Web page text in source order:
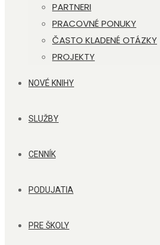
PARTNERI
PRACOVNÉ PONUKY
ČASTO KLADENÉ OTÁZKY
PROJEKTY
NOVÉ KNIHY
SLUŽBY
CENNÍK
PODUJATIA
PRE ŠKOLY